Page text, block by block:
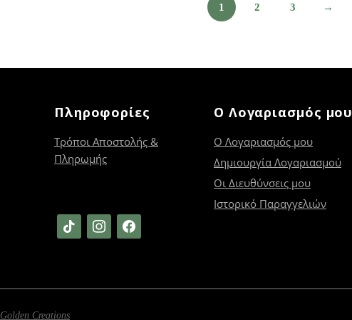
1 2 3 →
Πληροφορίες
Τρόποι Αποστολής &
Πληρωμής
tiktok instagramfacebook
Ο Λογαριασμός μου
Ο Λογαριασμός μου
Δημιουργία Λογαριασμού
Οι Διευθύνσεις μου
Ιστορικό Παραγγελιών
Golden Creations